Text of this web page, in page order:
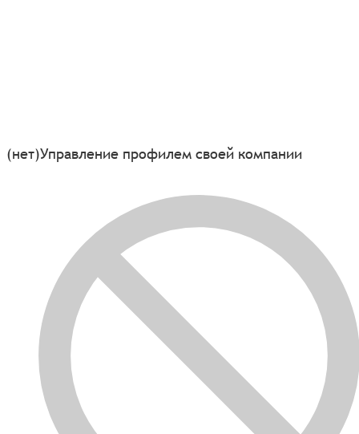
(нет)Управление профилем своей компании